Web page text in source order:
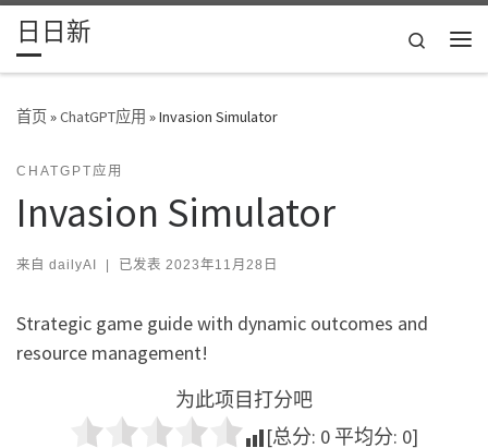
Skip to content
日日新
Search
首页»ChatGPT应用 »Invasion Simulator
CHATGPT应用
Invasion Simulator
来自 dailyAI | 已发表 2023年11月28日
Strategic game guide with dynamic outcomes and
resource management!
为此项目打分吧
[总分: 0 平均分: 0]